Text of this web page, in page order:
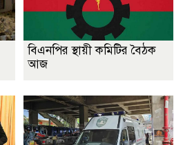
বিএনপির স্থায়ী কমিটির বৈঠক
আজ